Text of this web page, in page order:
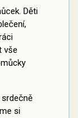
Děti
vše
si